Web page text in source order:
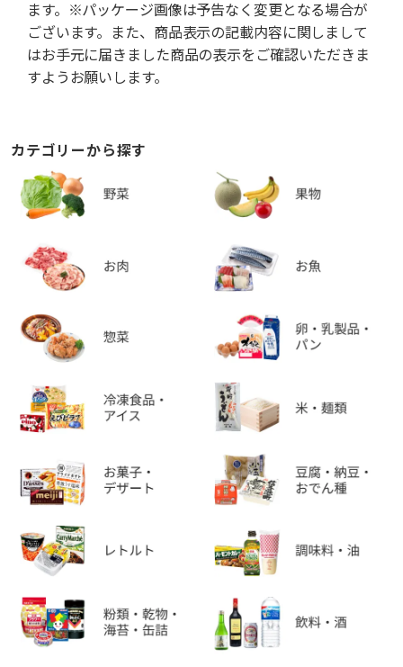
ます。※パッケージ画像は予告なく変更となる場合が
ございます。また、商品表示の記載内容に関しまして
はお手元に届きました商品の表示をご確認いただきま
すようお願いします。
カテゴリーから探す